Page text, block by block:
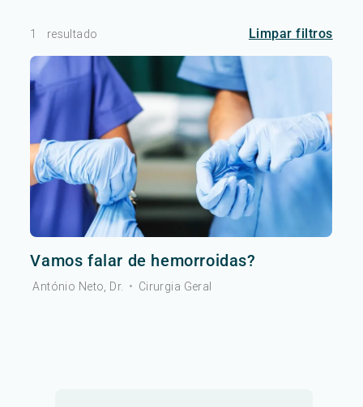
1 resultado Limpar filtros
Vamos falar de hemorroidas?
António Neto, Dr. • Cirurgia Geral